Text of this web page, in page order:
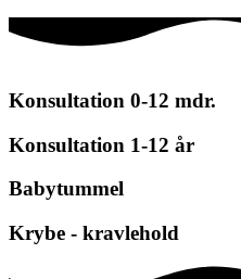
Konsultation 0-12 mdr.
Konsultation 1-12 år
Babytummel
Krybe - kravlehold